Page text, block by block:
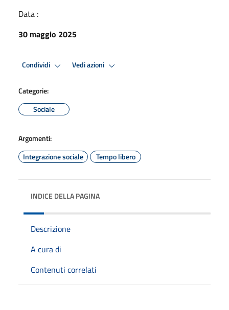
Data :
30 maggio 2025
Condividi Vedi azioni
Categorie:
Sociale
Argomenti:
Integrazione sociale
Tempo libero
INDICE DELLA PAGINA
Descrizione
A cura di
Contenuti correlati